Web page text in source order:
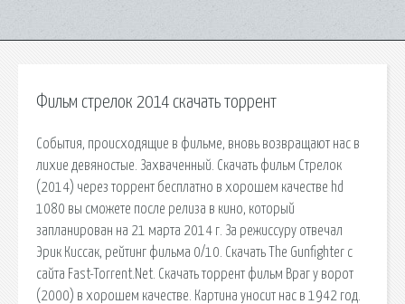
Фильм стрелок 2014 скачать торрент
События, происходящие в фильме, вновь возвращают нас в
лихие девяностые. Захваченный. Скачать фильм Стрелок
(2014) через торрент бесплатно в хорошем качестве hd
1080 вы сможете после релиза в кино, который
запланирован на 21 марта 2014 г. За режиссуру отвечал
Эрик Киссак, рейтинг фильма 0/10. Скачать The Gunfighter с
сайта Fast-Torrent.Net. Скачать торрент фильм Враг у ворот
(2000) в хорошем качестве. Картина уносит нас в 1942 год.